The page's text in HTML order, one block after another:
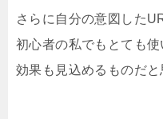
さらに自分の意図した
初心者の私でもとても使
効果も見込めるものだと